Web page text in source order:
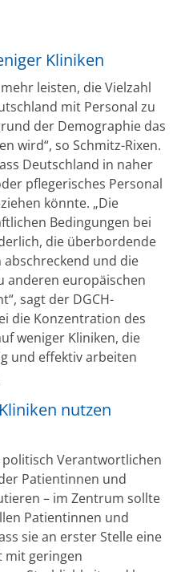
Kliniken
leisten, die Vielzahl
mit Personal zu
der Demographie das
wird“, so Schmitz-Rixen.
Deutschland in naher
pflegerisches Personal
könnte. „Die
Bedingungen bei
die überbordende
und die
anderen europäischen
sagt der DGCH-
die Konzentration des
weniger Kliniken, die
und effektiv arbeiten
nutzen
Verantwortlichen
Patientinnen und
– im Zentrum sollte
Patientinnen und
sie an erster Stelle eine
mit geringen